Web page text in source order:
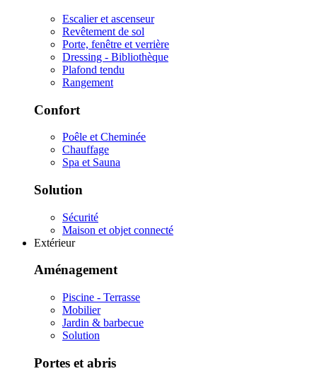
Escalier et ascenseur
Revêtement de sol
Porte, fenêtre et verrière
Dressing - Bibliothèque
Plafond tendu
Rangement
Confort
Poêle et Cheminée
Chauffage
Spa et Sauna
Solution
Sécurité
Maison et objet connecté
Extérieur
Aménagement
Piscine - Terrasse
Mobilier
Jardin & barbecue
Solution
Portes et abris